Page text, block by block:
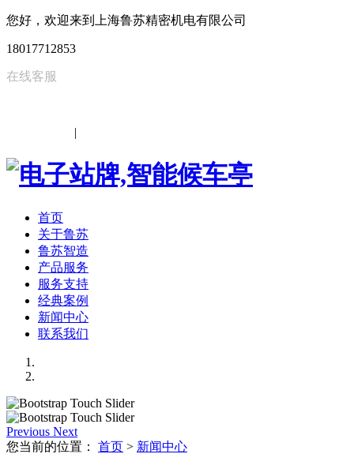
您好，欢迎来到上海鲁苏精密机电有限公司
18017712853
在线客服
|
首页
关于鲁苏
鲁苏智造
产品服务
服务支持
经典案例
新闻中心
联系我们
Previous Next
您当前的位置： 首页 > 新闻中心